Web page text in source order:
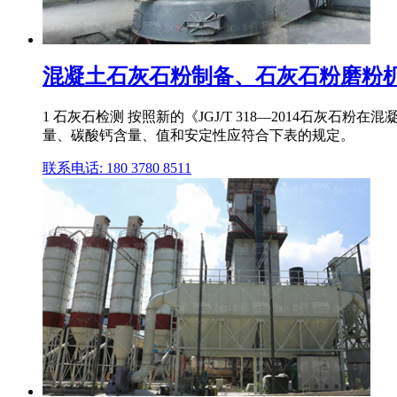
混凝土石灰石粉制备、石灰石粉磨粉
1 石灰石检测 按照新的《JGJ/T 318—2014石灰石粉在
量、碳酸钙含量、值和安定性应符合下表的规定。
联系电话: 180 3780 8511